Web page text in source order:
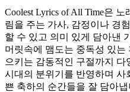
Coolest Lyrics of All Time은
림을 주는 가사, 감정이나 경
할 수 있고 의미 있게 담아낸
머릿속에 맴도는 중독성 있는
으키는 감동적인 구절까지
시대의 분위기를 반영하며 사
쁜 축하의 순간들을 잘 담아냅